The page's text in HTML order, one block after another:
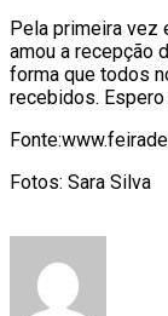
Pela primeira vez
amou a recepção
forma que todos
recebidos. Espero
Fotos: Sara Silva